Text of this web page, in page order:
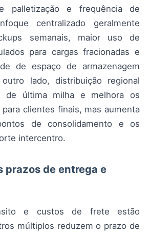
palletização e frequência de
centralizado geralmente
semanais, maior uso de
para cargas fracionadas e
de espaço de armazenagem
lado, distribuição regional
de última milha e melhora os
clientes finais, mas aumenta
de consolidamento e os
intercentro.
prazos de entrega e
e custos de frete estão
múltiplos reduzem o prazo de